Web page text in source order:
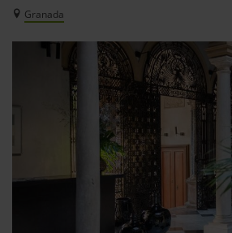
Granada